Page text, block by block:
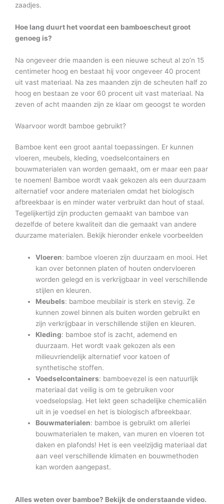
zaadjes.
Hoe lang duurt het voordat een bamboescheut groot
genoeg is?
Na ongeveer drie maanden is een nieuwe scheut al zo’n 15
centimeter hoog en bestaat hij voor ongeveer 40 procent
uit vast materiaal. Na zes maanden zijn de scheuten half zo
hoog en bestaan ze voor 60 procent uit vast materiaal. Na
zeven of acht maanden zijn ze klaar om geoogst te worden
Waarvoor wordt bamboe gebruikt?
Bamboe kent een groot aantal toepassingen. Er kunnen
vloeren, meubels, kleding, voedselcontainers en
bouwmaterialen van worden gemaakt, om er maar een paar
te noemen! Bamboe wordt vaak gekozen als een duurzaam
alternatief voor andere materialen omdat het biologisch
afbreekbaar is en minder water verbruikt dan hout of staal.
Tegelijkertijd zijn producten gemaakt van bamboe van
dezelfde of betere kwaliteit dan die gemaakt van andere
duurzame materialen. Bekijk hieronder enkele voorbeelden
Vloeren: bamboe vloeren zijn duurzaam en mooi. Het
kan over betonnen platen of houten ondervloeren
worden gelegd en is verkrijgbaar in veel verschillende
stijlen en kleuren.
Meubels: bamboe meubilair is sterk en stevig. Ze
kunnen zowel binnen als buiten worden gebruikt en
zijn verkrijgbaar in verschillende stijlen en kleuren.
Kleding: bamboe stof is zacht, ademend en
duurzaam. Het wordt vaak gekozen als een
milieuvriendelijk alternatief voor katoen of
synthetische stoffen.
Voedselcontainers: bamboevezel is een natuurlijk
materiaal dat veilig is om te gebruiken voor
voedselopslag. Het lekt geen schadelijke chemicaliën
uit in je voedsel en het is biologisch afbreekbaar.
Bouwmaterialen: bamboe is gebruikt om allerlei
bouwmaterialen te maken, van muren en vloeren tot
daken en plafonds! Het is een veelzijdig materiaal dat
aan veel verschillende klimaten en bouwmethoden
kan worden aangepast.
Alles weten over bamboe? Bekijk de onderstaande video.